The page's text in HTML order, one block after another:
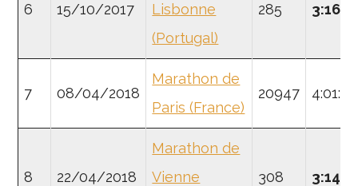
6 15/10/2017
Lisbonne
(Portugal)
285
7 08/04/2018
Marathon de
Paris (France)
20947 4:01:41
8 22/04/2018
Marathon de
Vienne
308